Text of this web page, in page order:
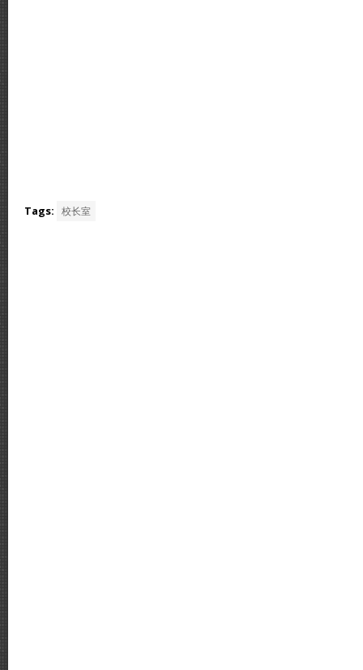
Tags: 校长室